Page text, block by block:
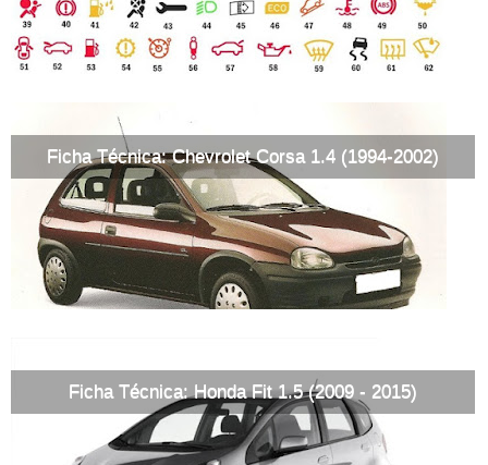
Ficha Técnica: Chevrolet Corsa 1.4 (1994-2002)
Ficha Técnica: Honda Fit 1.5 (2009 - 2015)